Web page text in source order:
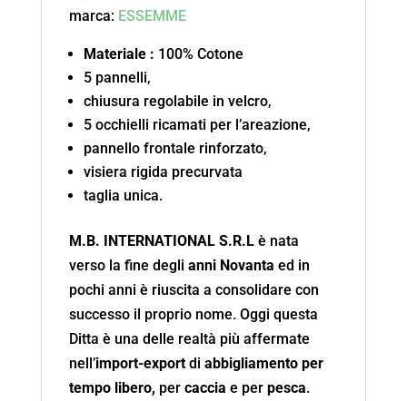
marca: ESSEMME
Materiale : 100% Cotone
5 pannelli,
chiusura regolabile in velcro,
5 occhielli ricamati per l’areazione,
pannello frontale rinforzato,
visiera rigida precurvata
taglia unica.
M.B. INTERNATIONAL S.R.Lè nata
verso la fine degli anni Novanta ed in
pochi anni è riuscita a consolidare con
successo il proprio nome. Oggi questa
Ditta è una delle realtà più affermate
nell’import-exportdi abbigliamento per
tempo libero, per caccia e per pesca.